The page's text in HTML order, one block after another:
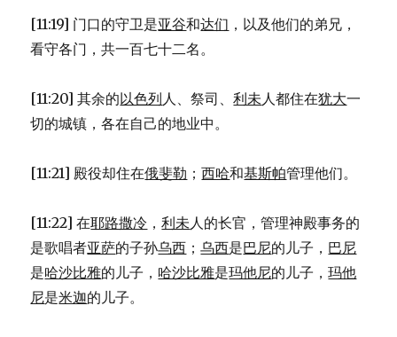
[11:19] 门口的守卫是亚谷和达们 ，以及他们的弟兄，
看守各门，共一百七十二名。
[11:20] 其余的以色列人、祭司、利未人都住在犹大一
切的城镇，各在自己的地业中。
[11:21] 殿役却住在俄斐勒 ；西哈和基斯帕管理他们。
[11:22] 在耶路撒冷 ，利未人的长官，管理神殿事务的
是歌唱者亚萨的子孙乌西 ；乌西是巴尼的儿子， 巴尼
是哈沙比雅的儿子， 哈沙比雅是玛他尼的儿子，玛他
尼是米迦的儿子。